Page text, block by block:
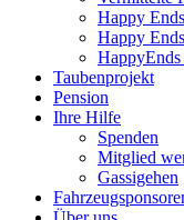
Happy
Happy
Taubenprojekt
Pension
Ihre Hilfe
Spenden
Mitglied
Gassigehen